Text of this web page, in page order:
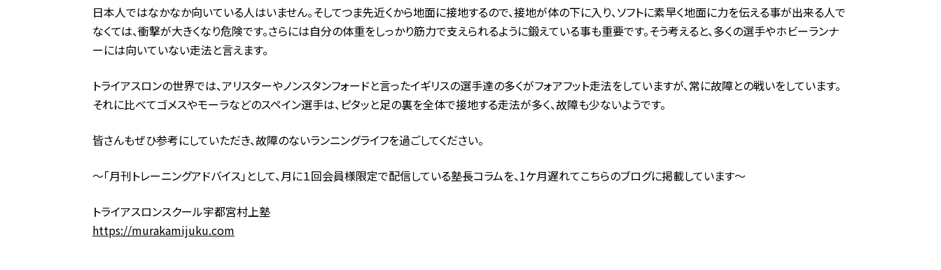
日本人ではなかなか向いている人はいません。そしてつま先近くから地面に接地するので、接地が体の下に入り、ソフトに素早く地面に力を伝える事が出来る人で
なくては、衝撃が大きくなり危険です。さらには自分の体重をしっかり筋力で支えられるように鍛えている事も重要です。そう考えると、多くの選手やホビーランナ
ーには向いていない走法と言えます。
トライアスロンの世界では、アリスターやノンスタンフォードと言ったイギリスの選手達の多くがフォアフット走法をしていますが、常に故障との戦いをしています。
それに比べてゴメスやモーラなどのスペイン選手は、ピタッと足の裏を全体で接地する走法が多く、故障も少ないようです。
皆さんもぜひ参考にしていただき、故障のないランニングライフを過ごしてください。
～「月刊トレーニングアドバイス」として、月に１回会員様限定で配信している塾長コラムを、1ケ月遅れてこちらのブログに掲載しています～
トライアスロンスクール宇都宮村上塾
https://murakamijuku.com